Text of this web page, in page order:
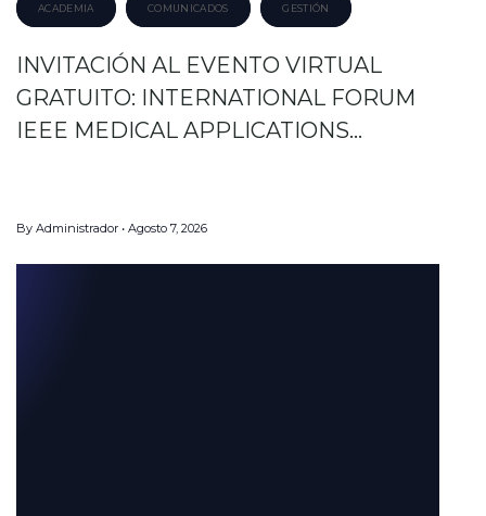
ACADEMIA COMUNICADOS GESTIÓN
INVITACIÓN AL EVENTO VIRTUAL
GRATUITO: INTERNATIONAL FORUM
IEEE MEDICAL APPLICATIONS…
By Administrador Agosto 7, 2026